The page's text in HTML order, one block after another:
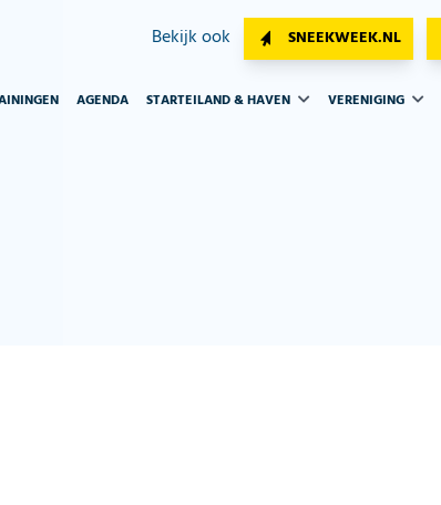
Bekijk ook SNEEKWEEK.NL
AGENDA STARTEILAND & HAVEN VERENIGING